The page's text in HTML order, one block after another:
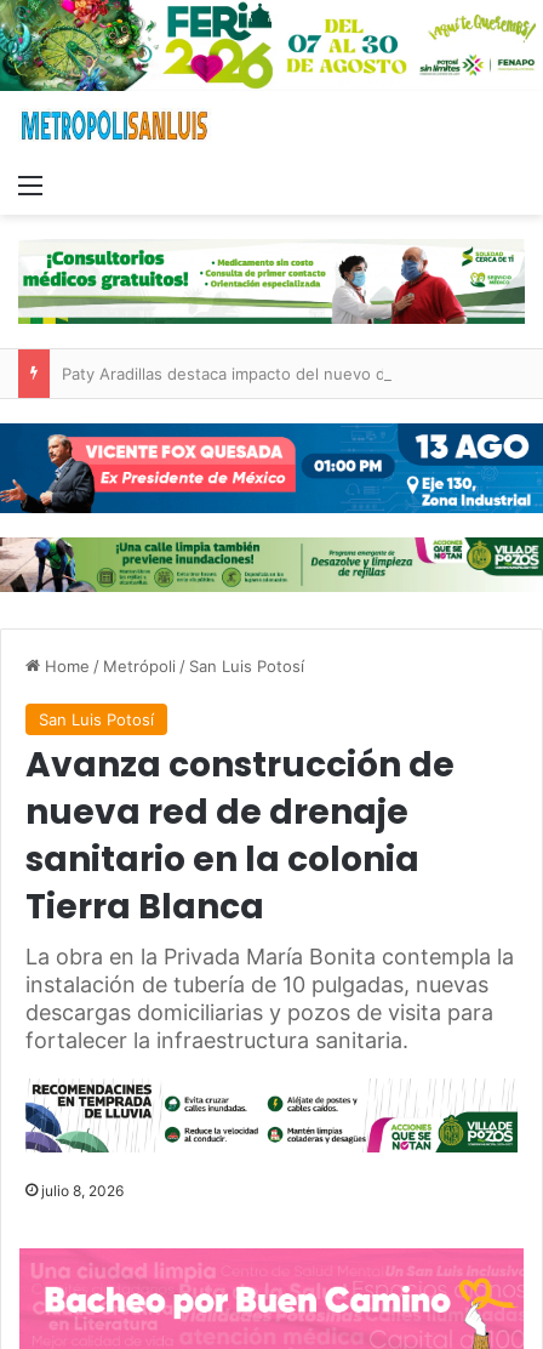
Home / Metrópoli / San Luis Potosí
San Luis Potosí
Avanza construcción de
nueva red de drenaje
sanitario en la colonia
Tierra Blanca
La obra en la Privada María Bonita contempla la
instalación de tubería de 10 pulgadas, nuevas
descargas domiciliarias y pozos de visita para
fortalecer la infraestructura sanitaria.
julio 8, 2026